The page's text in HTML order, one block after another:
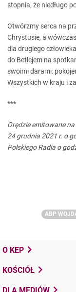
stopnia, że niedługo
Otwórzmy serca na
Chrystusie, a
dla drugiego
do Betlejem na
swoimi darami:
Wszystkich w kraju i
***
Orędzie emitowane
24 grudnia 2021 r. o
Polskiego Radia o
ABP
O KEP
KOŚCIÓŁ
DLA MEDIÓW